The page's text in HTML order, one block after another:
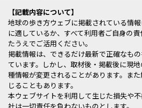
記載内容について
地球の歩き方ウェブに掲載されている情
に適しているか、すべて利用者ご自身の
たうえでご活用ください。
掲載情報は、できるだけ最新で正確なも
ています。しかし、取材後・掲載後に現
種情報が変更されることがあります。ま
じることもあります。
本ウェブサイトを利用して生じた損失や
社は一切責任を負わないものとします。